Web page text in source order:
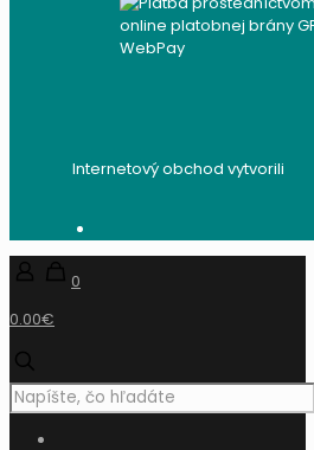
Internetový obchod vytvorili
0
0.00€